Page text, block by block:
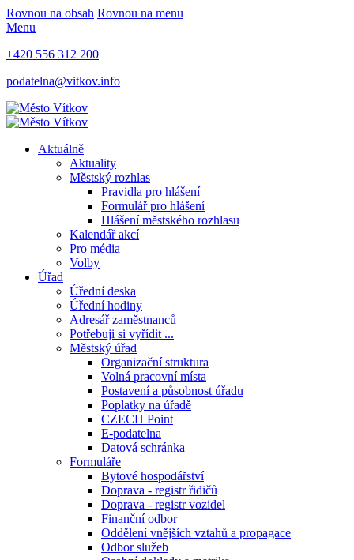
Rovnou na obsah Rovnou na menu
Menu
+420 556 312 200
podatelna@vitkov.info
Aktuálně
Aktuality
Městský rozhlas
Pravidla pro hlášení
Formulář pro hlášení
Hlášení městského rozhlasu
Kalendář akcí
Pro média
Volby
Úřad
Úřední deska
Úřední hodiny
Adresář zaměstnanců
Potřebuji si vyřídit ...
Městský úřad
Organizační struktura
Volná pracovní místa
Postavení a působnost úřadu
Poplatky na úřadě
CZECH Point
E-podatelna
Datová schránka
Formuláře
Bytové hospodářství
Doprava - registr řidičů
Doprava - registr vozidel
Finanční odbor
Oddělení vnějších vztahů a propagace
Odbor služeb